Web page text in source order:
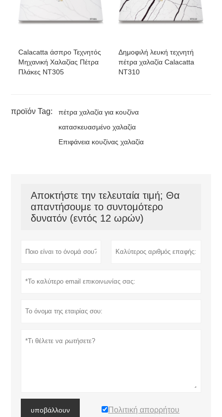
Calacatta άσπρο Τεχνητός
Μηχανική Χαλαζίας Πέτρα
Πλάκες NT305
Δημοφιλή λευκή τεχνητή
πέτρα χαλαζία Calacatta
NT310
προϊόν Tag:
πέτρα χαλαζία για κουζίνα
κατασκευασμένο χαλαζία
Επιφάνεια κουζίνας χαλαζία
Αποκτήστε την τελευταία τιμή; Θα
απαντήσουμε το συντομότερο
δυνατόν (εντός 12 ωρών)
υποβάλλουν Πολιτική απορρήτου